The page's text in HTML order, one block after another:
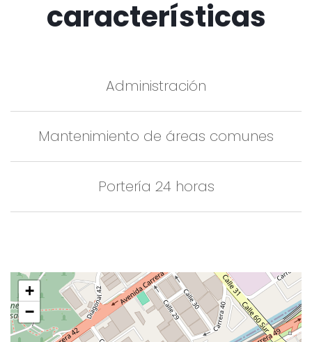
características
Administración
Mantenimiento de áreas comunes
Portería 24 horas
+
−